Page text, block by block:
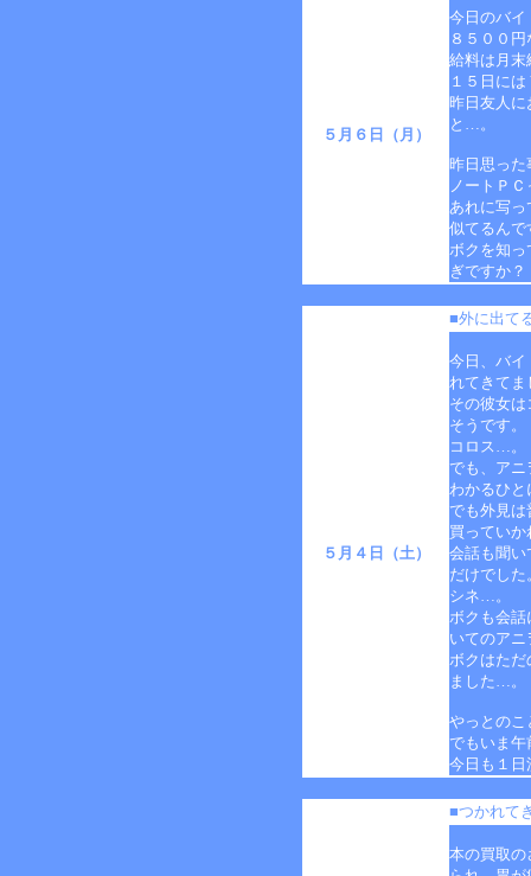
５月６日（月）
今日のバイ
８５００
給料は月末
１５日に
昨日友人
と…。
昨日思っ
ノートＰ
あれに写っ
似てるんで
ボクを知っ
ぎですか？
■外に出て
５月４日（土）
今日、バイ
れてきてま
その彼女
そうです。
コロス…。
でも、ア
わかるひと
でも外見
買ってい
会話も聞い
だけでした
シネ…。
ボクも会話
いてのアニ
ボクはただ
ました…。
やっとのこ
でもいま
今日も１
■つかれて
本の買取の